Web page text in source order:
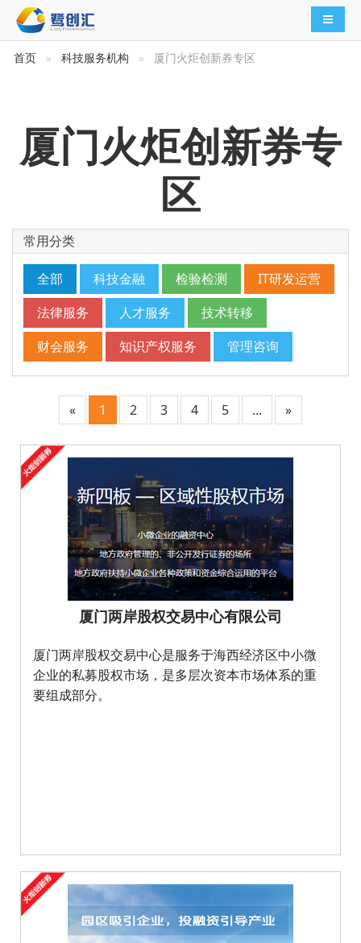
导航切
首页 科技服务机构 厦门火炬创新券专区
厦门火炬创新券专
区
常用分类
全部 科技金融 检验检测
IT研发运营
法律服务
人才服务
技术转移
财会服务
知识产权服务 管理咨询
« 1 2 3 4 5 ... »
厦门两岸股权交易中心有限公司
厦门两岸股权交易中心是服务于海西经济区中小微
企业的私募股权市场，是多层次资本市场体系的重
要组成部分。